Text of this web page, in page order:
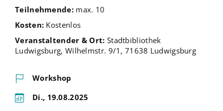
Teilnehmende: max. 10
Kosten: Kostenlos
Veranstaltender & Ort: Stadtbibliothek
Ludwigsburg, Wilhelmstr. 9/1, 71638 Ludwigsburg
Workshop
Di., 19.08.2025